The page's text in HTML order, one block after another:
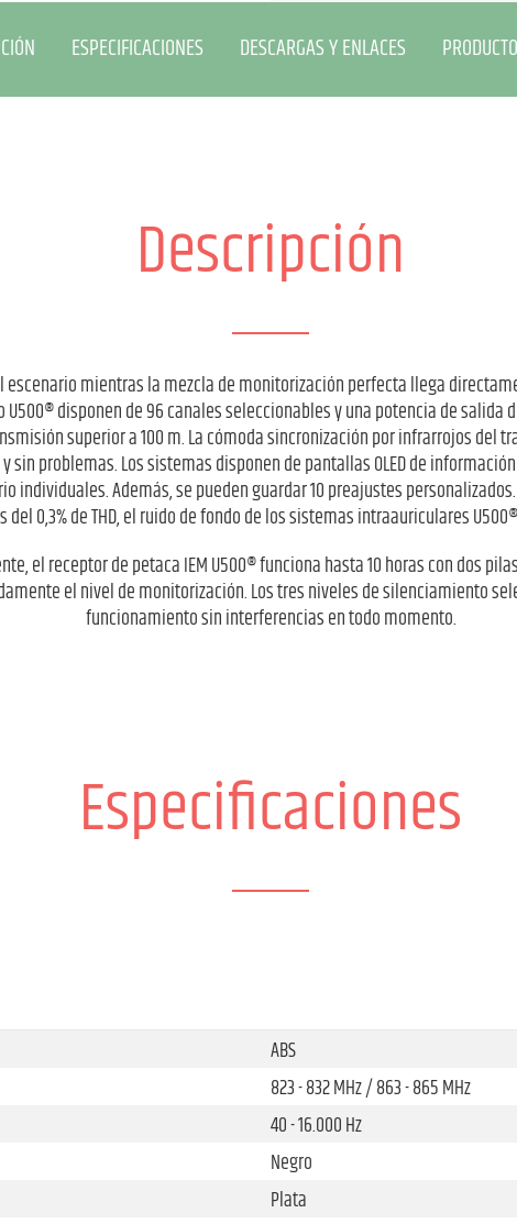
ESPECIFICACIONES DESCARGAS Y ENLACES
Descripción
mientras la mezcla de monitorización perfecta llega
disponen de 96 canales seleccionables y una potencia de salida
superior a 100 m. La cómoda sincronización por infrarrojos del
sin problemas. Los sistemas disponen de pantallas OLED de
individuales. Además, se pueden guardar 10 preajustes
del 0,3% de THD, el ruido de fondo de los sistemas intraauriculares
el receptor de petaca IEM U500® funciona hasta 10 horas con dos
el nivel de monitorización. Los tres niveles de silenciamiento
funcionamiento sin interferencias en todo momento.
Especificaciones
ABS
823 - 832 MHz / 863 - 865 MHz
40 - 16.000 Hz
Negro
Plata